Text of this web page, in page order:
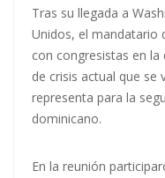
Tras su llegada a
Unidos, el mandatario
con congresistas en
de crisis actual que se
representa para la
dominicano.
En la reunión